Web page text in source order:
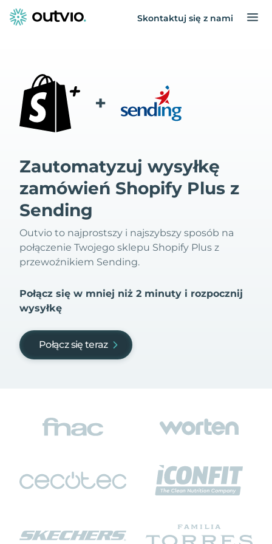
Skontaktuj się z nami
+
Zautomatyzuj wysyłkę
zamówień Shopify Plus z
Sending
Outvio to najprostszy i najszybszy sposób na
połączenie Twojego sklepu Shopify Plus z
przewoźnikiem Sending.
Połącz się w mniej niż 2 minuty i rozpocznij
wysyłkę
Połącz się teraz